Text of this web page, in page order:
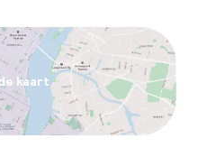
kaart